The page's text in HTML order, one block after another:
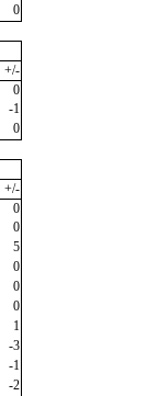
0
+/-
0
-1
0
+/-
0
0
5
0
0
0
1
-3
-1
-2